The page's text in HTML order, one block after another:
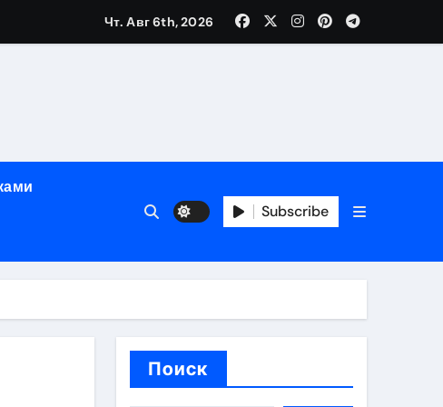
и под навесом
Чт. Авг 6th, 2026
Subscribe
Поиск